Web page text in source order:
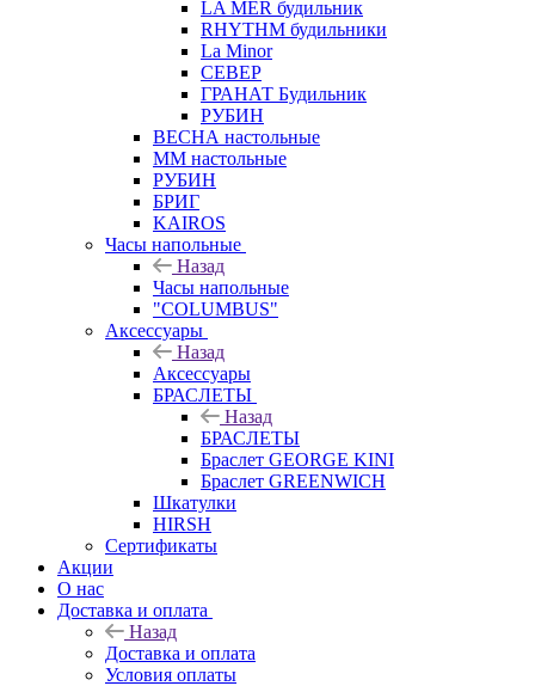
LA MER будильник
RHYTHM будильники
La Minor
СЕВЕР
ГРАНАТ Будильник
РУБИН
ВЕСНА настольные
ММ настольные
РУБИН
БРИГ
KAIROS
Часы напольные
Назад
Часы напольные
"COLUMBUS"
Аксессуары
Назад
Аксессуары
БРАСЛЕТЫ
Назад
БРАСЛЕТЫ
Браслет GEORGE KINI
Браслет GREENWICH
Шкатулки
HIRSH
Сертификаты
Акции
О нас
Доставка и оплата
Назад
Доставка и оплата
Условия оплаты